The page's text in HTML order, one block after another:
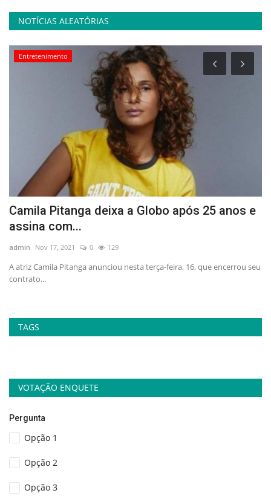
NOTÍCIAS ALEATÓRIAS
Entretenimento
Camila Pitanga deixa a Globo após 25 anos e
assina com...
admin Nov 17, 2021 0 129
A atriz Camila Pitanga anunciou nesta terça-feira, 16, que encerrou seu
contrato...
TAGS
VOTAÇÃO ENQUETE
Pergunta
Opção 1
Opção 2
Opção 3